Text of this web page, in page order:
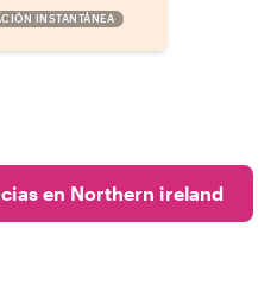
INSTANTÁNEA
en Northern ireland